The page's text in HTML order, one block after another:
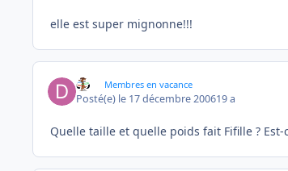
elle est super mignonne!!!
do Membres en vacance
Posté(e) le 17 décembre 200619 a
Quelle taille et quelle poids fait Fifille ?